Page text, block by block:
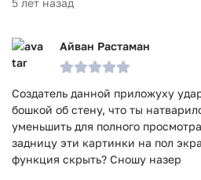
5 лет назад
Айван Растаман
Создатель данной приложуху
бошкой об стену, что ты
уменьшить для полного
задницу эти картинки на пол
функция скрыть? Сношу назер